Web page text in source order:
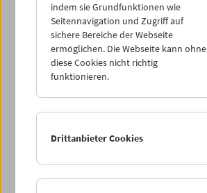
indem sie Grundfunktionen wie
Seitennavigation und Zugriff auf
sichere Bereiche der Webseite
ermöglichen. Die Webseite kann ohne
diese Cookies nicht richtig
funktionieren.
Drittanbieter Cookies